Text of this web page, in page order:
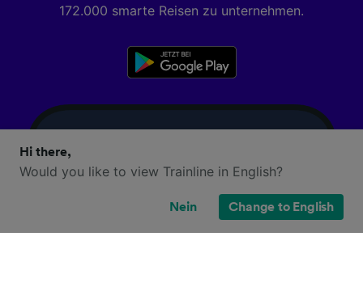
172.000 smarte Reisen zu unternehmen.
Hi there,
Would you like to view Trainline in English?
Nein Change to English